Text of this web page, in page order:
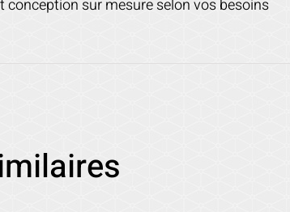
conception sur mesure selon vos besoins